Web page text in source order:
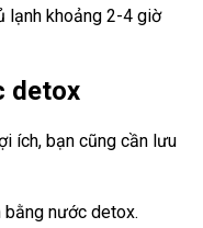
lạnh khoảng 2-4 giờ
detox
ích, bạn cũng cần lưu
bằng nước detox.